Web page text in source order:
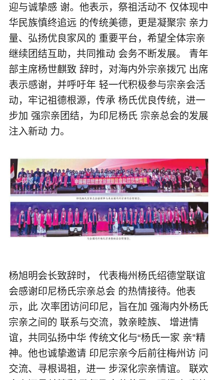
迎与诚挚感 谢。他表示，祭祖活动不 仅体现中
华民族慎终追远 的传统美德，更是凝聚宗 亲力
量、弘扬优良家风的 重要平台，希望全体宗亲
继续团结互助，共同推动 会务不断发展。 青年
部主席杨世麒致 辞时，对海内外宗亲拨冗 出席
表示感谢，并呼吁年 轻一代积极参与宗亲会活
动，牢记祖德根源，传承 杨氏优良传统，进一
步加 强宗亲团结，为印尼杨氏 宗亲总会的发展
注入新动 力。
杨旭明会长致辞时， 代表梅州杨氏绍德堂联谊
会感谢印尼杨氏宗亲总会 的热情接待。他表
示，此 次率团访问印尼，旨在加 强海内外杨氏
宗亲之间的 联系与交流，敦亲睦族、 增进情
谊，共同弘扬中华 传统文化与“杨氏一家 亲”精
神。他也诚挚邀请 印尼宗亲今后前往梅州访 问
交流、寻根谒祖，进一 步深化宗亲情谊。 联欢